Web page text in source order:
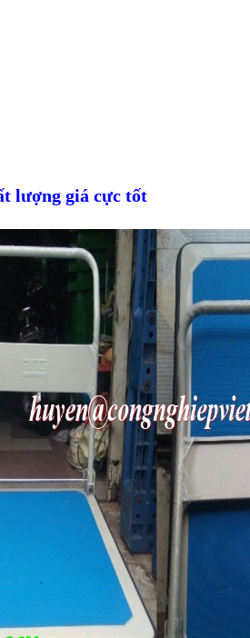
lượng giá cực tốt